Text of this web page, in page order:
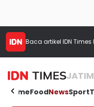
Baca artikel IDN Times
JATIM
HomeFoodNewsSport